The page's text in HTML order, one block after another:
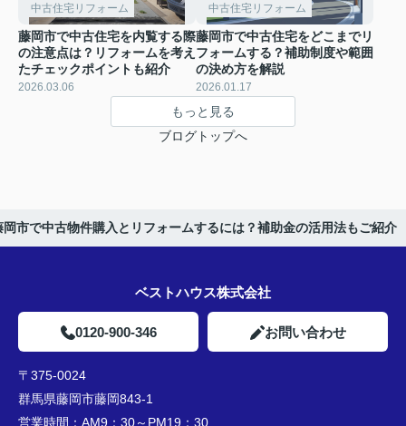
中古住宅リフォーム
藤岡市で中古住宅を内覧する際
の注意点は？リフォームを考え
たチェックポイントも紹介
2026.03.06
中古住宅リフォーム
藤岡市で中古住宅をどこまでリ
フォームする？補助制度や範囲
の決め方を解説
2026.01.17
もっと見る
ブログトップへ
岡市で中古物件購入とリフォームするには？補助金の活用法もご紹介
ベストハウス株式会社
0120-900-346 お問い合わせ
〒375-0024
群馬県藤岡市藤岡843-1
営業時間： AM9：30～PM19：30